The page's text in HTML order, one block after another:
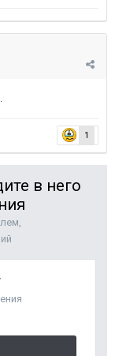
1
в него